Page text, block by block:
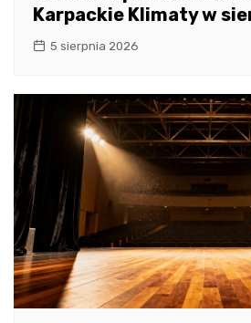
Karpackie Klimaty w
5 sierpnia 2026